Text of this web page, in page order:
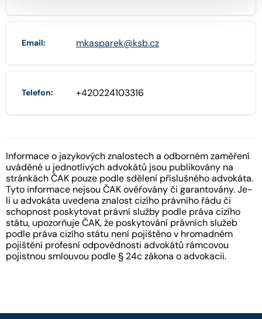
Email: mkasparek@ksb.cz
Telefon: +420224103316
Informace o jazykových znalostech a odborném zaměření
uváděné u jednotlivých advokátů jsou publikovány na
stránkách ČAK pouze podle sdělení příslušného advokáta.
Tyto informace nejsou ČAK ověřovány či garantovány. Je-
li u advokáta uvedena znalost cizího právního řádu či
schopnost poskytovat právní služby podle práva cizího
státu, upozorňuje ČAK, že poskytování právních služeb
podle práva cizího státu není pojištěno v hromadném
pojištění profesní odpovědnosti advokátů rámcovou
pojistnou smlouvou podle § 24c zákona o advokacii.